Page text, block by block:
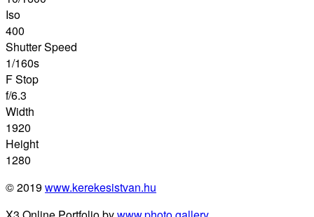
Iso
400
Shutter Speed
1/160s
F Stop
f/6.3
Width
1920
Height
1280
© 2019www.kerekesistvan.hu